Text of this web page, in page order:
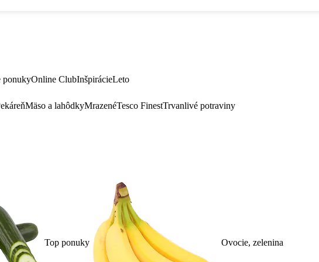
ponukyOnline ClubInšpirácieLeto
Mäso a lahôdkyMrazenéTesco FinestTrvanlivé potraviny
Top ponuky Ovocie, zelenina